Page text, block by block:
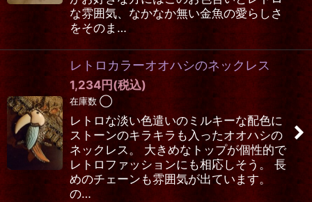
な雰囲気、なかなか無い金魚の愛らしさ
をそのま…
レトロカラーオオハシのネックレス
1,234円 (税込)
在庫数 ◯
レトロな淡い色遣いのミルキーな配色に
ストーンのキラキラも入ったオオハシの
ネックレス。 大きめなトップが個性的で
レトロファッションにも相応しそう。 長
めのチェーンも雰囲気が出ています。
の…